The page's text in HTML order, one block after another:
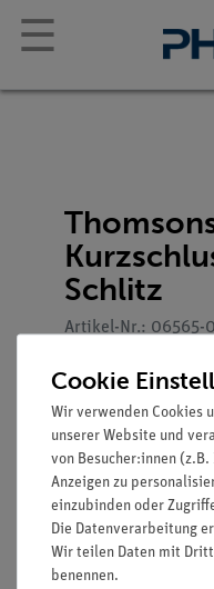
☰
Schlitz
Artikel-Nr.: 06565-
Funktion und
Cookie
Wir verwenden Cookies
unserer Website und
von Besucher:innen
Anzeigen zu
einzubinden oder
Die Datenverarbeitung
Wir teilen Daten mit
benennen.